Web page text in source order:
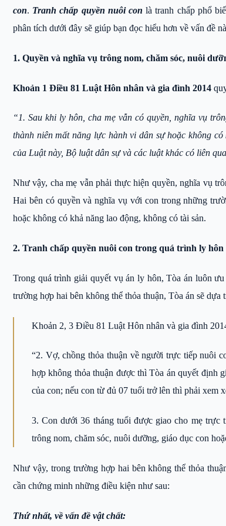
con. Tranh chấp quyền nuôi con là tranh chấp phổ
phân tích dưới đây sẽ giúp bạn đọc hiểu hơn về vấn đề
1. Quyền và nghĩa vụ trông nom, chăm sóc, nuôi
Khoản 1 Điều 81 Luật Hôn nhân và gia đình 2014
“1. Sau khi ly hôn, cha mẹ vẫn có quyền, nghĩa vụ
thành niên mất năng lực hành vi dân sự hoặc không
của Luật này, Bộ luật dân sự và các luật khác có liên
Như vậy, cha mẹ vẫn phải thực hiện quyền, nghĩa vụ
Hai bên có quyền và nghĩa vụ với con trong những
hoặc không có khả năng lao động, không có tài sản.
2. Tranh chấp quyền nuôi con trong quá trình ly hôn
Trong quá trình giải quyết vụ án ly hôn, Tòa án luôn
trường hợp hai bên không thể thỏa thuận, Tòa án sẽ
Khoản 2, 3 Điều 81 Luật Hôn nhân và gia đình
“2. Vợ, chồng thỏa thuận về người trực tiếp nuôi
hợp không thỏa thuận được thì Tòa án quyết định
của con; nếu con từ đủ 07 tuổi trở lên thì phải xem
3. Con dưới 36 tháng tuổi được giao cho mẹ
trông nom, chăm sóc, nuôi dưỡng, giáo dục con
Như vậy, trong trường hợp hai bên không thể thỏa
cần chứng minh những điều kiện như sau:
Thứ nhất, về vấn đề vật chất: